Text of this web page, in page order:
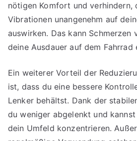
nötigen Komfort und verhindern,
Vibrationen unangenehm auf
auswirken. Das kann Schmerzen
deine Ausdauer auf dem Fahrrad
Ein weiterer Vorteil der
ist, dass du eine bessere
Lenker behältst. Dank der
du weniger abgelenkt und
dein Umfeld konzentrieren.